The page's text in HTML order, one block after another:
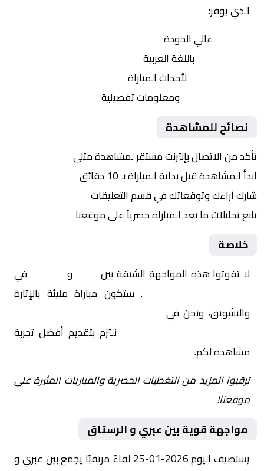
الذي يوفر:
عالي الجودة
باللغة العربية
لأحداث المباراة
ومعلومات تفصيلية
نصائح للمشاهدة
تأكد من الاتصال بإنترنت مستقر لمشاهدة مثلى
ابدأ المشاهدة قبل بداية المباراة بـ 10 دقائق
شارك آراءك وتوقعاتك في قسم التعليقات
تابع تحليلات ما بعد المباراة حصرياً على موقعنا
خلاصة
لا تفوتوا هذه المواجهة الشيقة بين و
في
. ستكون مباراة مليئة بالإثارة
والتشويق، ونحن في
نلتزم بتقديم أفضل تجربة
مشاهدة لكم.
ترقبوا المزيد من التغطيات الحصرية والمباريات المثيرة على
موقعنا!
مواجهة قوية بين عبري و الرستاق
يستضيف اليوم 2026-01-25 لقاءً مرتقبًا يجمع بين عبري و